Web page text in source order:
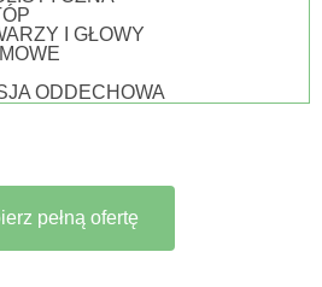
I GŁOWY
ODDECHOWA
pełną ofertę